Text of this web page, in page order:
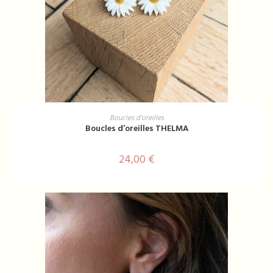
AJOUTER AU PANIER
Boucles d'oreilles
Boucles d’oreilles THELMA
24,00 €